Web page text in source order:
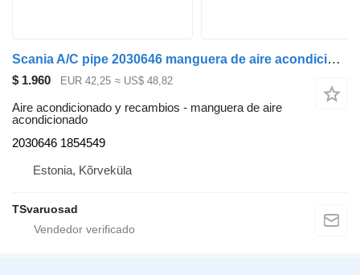
Scania A/C pipe 2030646 manguera de aire acondicionado para Scania R440 cabeza tractora
$ 1.960 EUR 42,25 ≈ US$ 48,82
Aire acondicionado y recambios - manguera de aire
acondicionado
2030646 1854549
Estonia, Kõrveküla
TSvaruosad